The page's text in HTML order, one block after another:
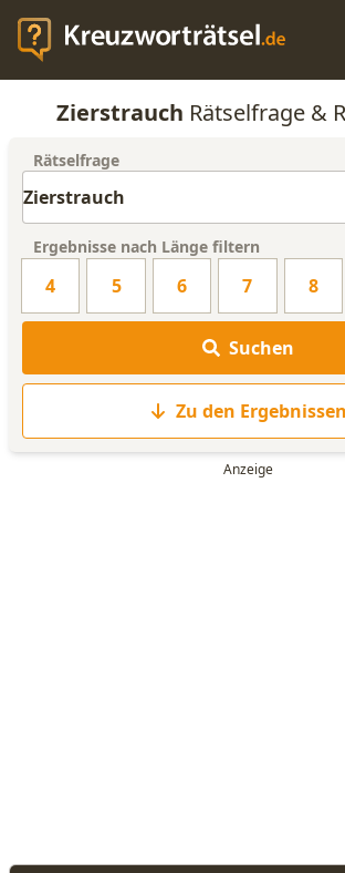
KREUZWORTRÄTSEL-
WORTLISTE
Zierstrauch Rätselfrage &
Rätselfrage
Ergebnisse nach Länge filtern
4 5 6 7 8
Suchen
Zu den Ergebnissen